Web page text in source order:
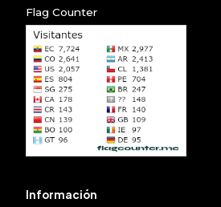
Flag Counter
Información